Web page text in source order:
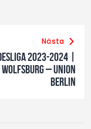
Nästa
2023-2024 |
Wolfsburg – Union
Berlin